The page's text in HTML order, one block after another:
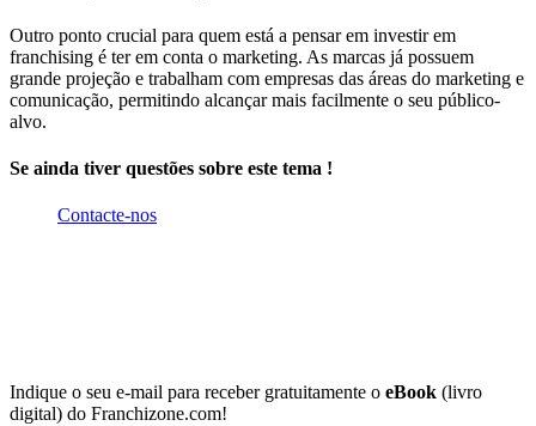
Outro ponto crucial para quem está a pensar em investir em
franchising é ter em conta o marketing. As marcas já possuem
grande projeção e trabalham com empresas das áreas do marketing e
comunicação, permitindo alcançar mais facilmente o seu público-
alvo.
Se ainda tiver questões sobre este tema !
Contacte-nos
Indique o seu e-mail para receber gratuitamente o eBook (livro
digital) do Franchizone.com!